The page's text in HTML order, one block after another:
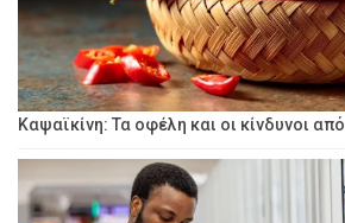
Καψαϊκίνη: Τα οφέλη και οι κίνδυνοι